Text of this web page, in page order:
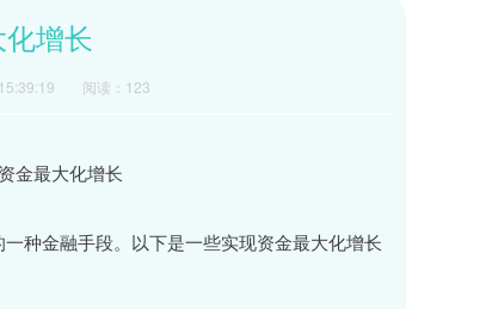
增长
阅读：123
种金融手段。以下是一些实现资金最大化增长